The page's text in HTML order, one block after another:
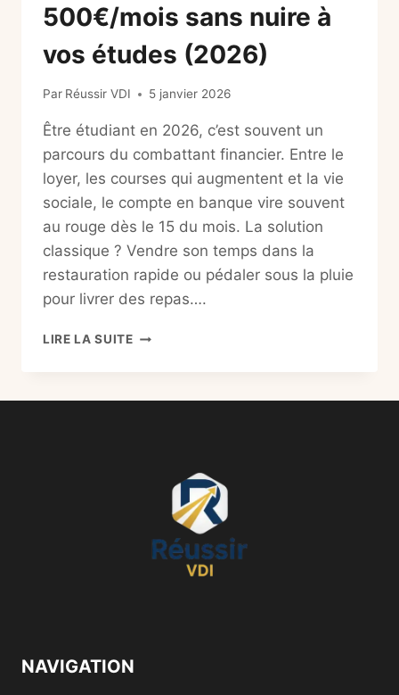
500€/mois sans nuire à
vos études (2026)
Par Réussir VDI 5 janvier 2026
Être étudiant en 2026, c’est souvent un
parcours du combattant financier. Entre le
loyer, les courses qui augmentent et la vie
sociale, le compte en banque vire souvent
au rouge dès le 15 du mois. La solution
classique ? Vendre son temps dans la
restauration rapide ou pédaler sous la pluie
pour livrer des repas….
LIRE LA SUITEJOB
GAGNER
500€/MOIS
NUIRE
NAVIGATION